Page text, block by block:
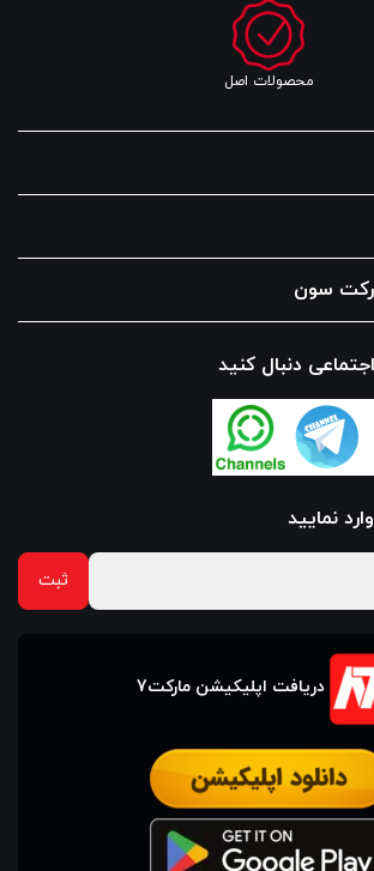
محصولات اصل
سون
دنبال کنید
نمایید
دریافت اپلیکیشن مارکت7